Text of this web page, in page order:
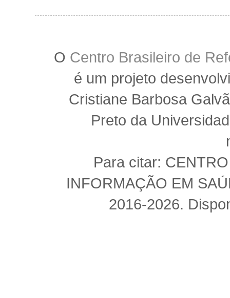
O Centro Brasileiro de
é um projeto
Cristiane Barbosa
Preto da
Para citar:
INFORMAÇÃO EM
2016-2026.